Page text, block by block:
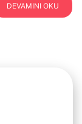
DEVAMINI OKU